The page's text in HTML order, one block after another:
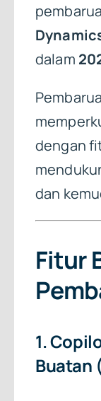
dalam
dengan
dan
Fitur
1.
Buatan